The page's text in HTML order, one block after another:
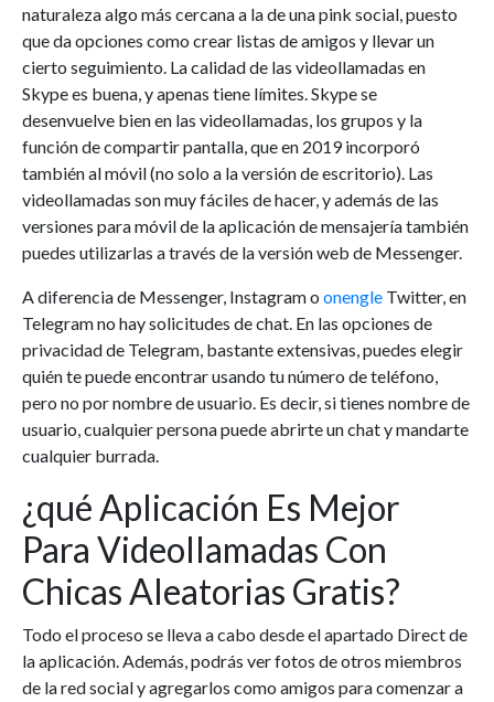
naturaleza algo más cercana a la de una pink social, puesto
que da opciones como crear listas de amigos y llevar un
cierto seguimiento. La calidad de las videollamadas en
Skype es buena, y apenas tiene límites. Skype se
desenvuelve bien en las videollamadas, los grupos y la
función de compartir pantalla, que en 2019 incorporó
también al móvil (no solo a la versión de escritorio). Las
videollamadas son muy fáciles de hacer, y además de las
versiones para móvil de la aplicación de mensajería también
puedes utilizarlas a través de la versión web de Messenger.
A diferencia de Messenger, Instagram o onengle Twitter, en
Telegram no hay solicitudes de chat. En las opciones de
privacidad de Telegram, bastante extensivas, puedes elegir
quién te puede encontrar usando tu número de teléfono,
pero no por nombre de usuario. Es decir, si tienes nombre de
usuario, cualquier persona puede abrirte un chat y mandarte
cualquier burrada.
¿qué Aplicación Es Mejor
Para Videollamadas Con
Chicas Aleatorias Gratis?
Todo el proceso se lleva a cabo desde el apartado Direct de
la aplicación. Además, podrás ver fotos de otros miembros
de la red social y agregarlos como amigos para comenzar a